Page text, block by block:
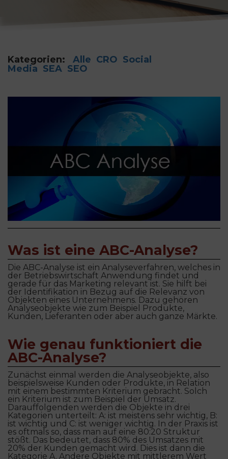
Kategorien: Alle CRO Social
Media SEA SEO
Was ist eine ABC-Analyse?
Die ABC-Analyse ist ein Analyseverfahren, welches in
der Betriebswirtschaft Anwendung findet und
gerade für das Marketing relevant ist. Sie hilft bei
der Identifikation in Bezug auf die Relevanz von
Objekten eines Unternehmens. Dazu gehören
Analyseobjekte wie zum Beispiel Produkte,
Kunden, Lieferanten oder aber auch ganze Märkte.
Wie genau funktioniert die
ABC-Analyse?
Zunächst einmal werden die Analyseobjekte, also
beispielsweise Kunden oder Produkte, in Relation
mit einem bestimmten Kriterium gebracht. Solch
ein Kriterium ist zum Beispiel der Umsatz.
Darauffolgenden werden die Objekte in drei
Kategorien unterteilt: A: ist meistens sehr wichtig, B:
ist wichtig und C: ist weniger wichtig. In der Praxis ist
es oftmals so, dass man auf eine 80:20 Struktur
stößt. Das bedeutet, dass 80% des Umsatzes mit
20% der Kunden gemacht wird. Dies ist dann die
Kategorie A. Andere Objekte mit mittlerem Wert